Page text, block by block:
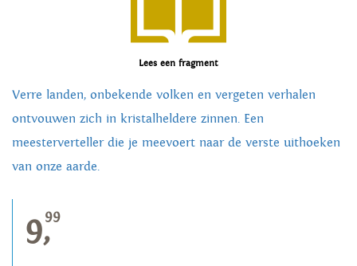
Lees een fragment
Verre landen, onbekende volken en vergeten verhalen
ontvouwen zich in kristalheldere zinnen. Een
meesterverteller die je meevoert naar de verste uithoeken
van onze aarde.
9,99